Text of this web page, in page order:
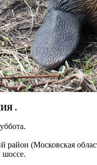
.
район (Московская